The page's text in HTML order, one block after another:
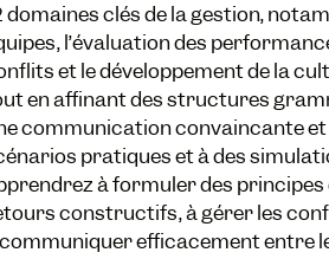
domaines clés de la gestion,
l’évaluation des
et le développement de la
en affinant des structures
communication convaincante et
pratiques et à des
à formuler des principes
constructifs, à gérer les
efficacement entre